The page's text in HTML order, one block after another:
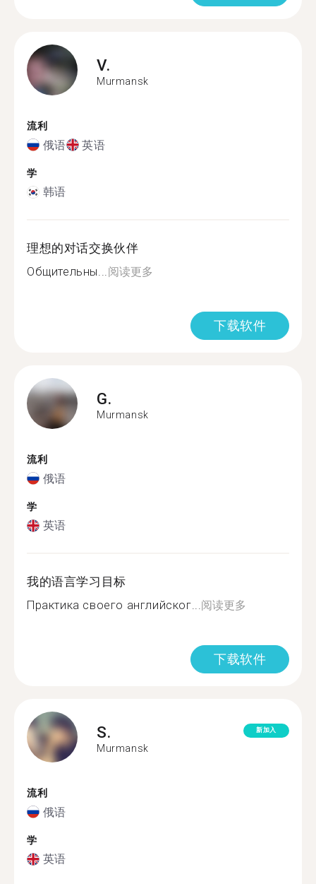
V.
Murmansk
流利
俄语 英语
学
韩语
理想的对话交换伙伴
Общительны...阅读更多
下载软件
G.
Murmansk
流利
俄语
学
英语
我的语言学习目标
Практика своего английског...阅读更多
下载软件
S.
Murmansk
新加入
流利
俄语
学
英语